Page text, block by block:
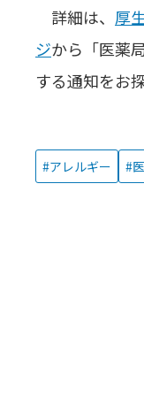
詳細は、 厚
ジから「医薬
する通知をお
アレルギー